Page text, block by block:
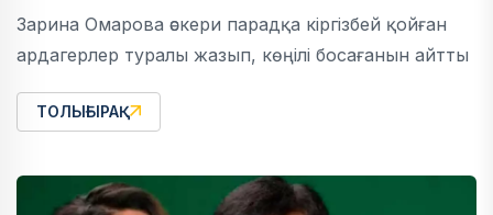
Зарина Омарова әскери парадқа кіргізбей қойған
ардагерлер туралы жазып, көңілі босағанын айтты
ТОЛЫҒЫРАҚ